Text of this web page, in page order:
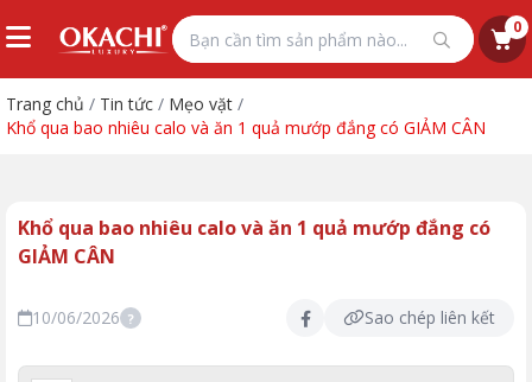
0
Trang chủ / Tin tức / Mẹo vặt /
Khổ qua bao nhiêu calo và ăn 1 quả mướp đắng có GIẢM CÂN
Khổ qua bao nhiêu calo và ăn 1 quả mướp đắng có
GIẢM CÂN
10/06/2026 ? Sao chép liên kết